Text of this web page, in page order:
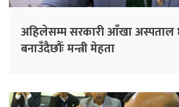
अहिलेसम्म सरकारी आँखा अस्पताल
बनाउँदैछौँः मन्त्री मेहता